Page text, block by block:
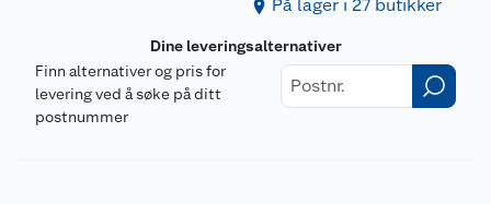
På lager i 27 butikker
Dine leveringsalternativer
Finn alternativer og pris for
levering ved å søke på ditt
postnummer